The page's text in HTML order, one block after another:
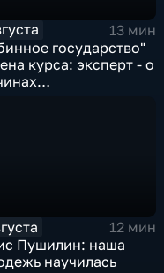
13 мин
государство"
курса: эксперт - о
12 мин
Пушилин: наша
научилась